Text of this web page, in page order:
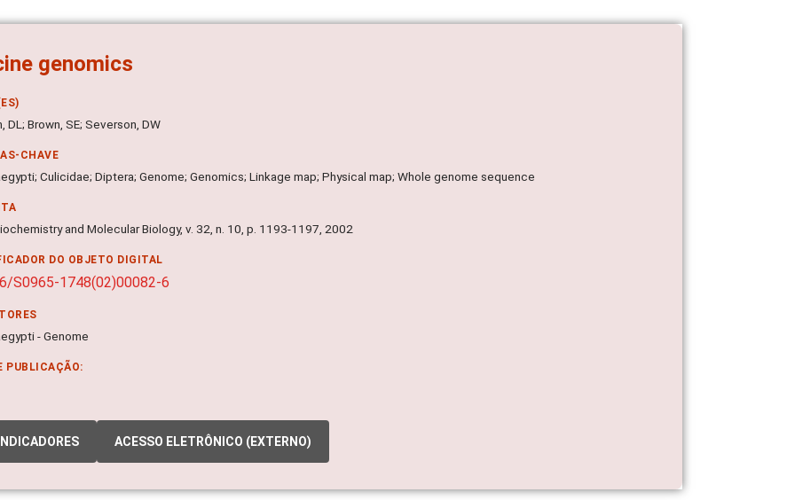
genomics
DL; Brown, SE; Severson, DW
CHAVE
Culicidae; Diptera; Genome; Genomics; Linkage map; Physical map; Whole genome sequence
and Molecular Biology, v. 32, n. 10, p. 1193-1197, 2002
DO OBJETO DIGITAL
S0965-1748(02)00082-6
- Genome
PUBLICAÇÃO:
INDICADORES ACESSO ELETRÔNICO (EXTERNO)